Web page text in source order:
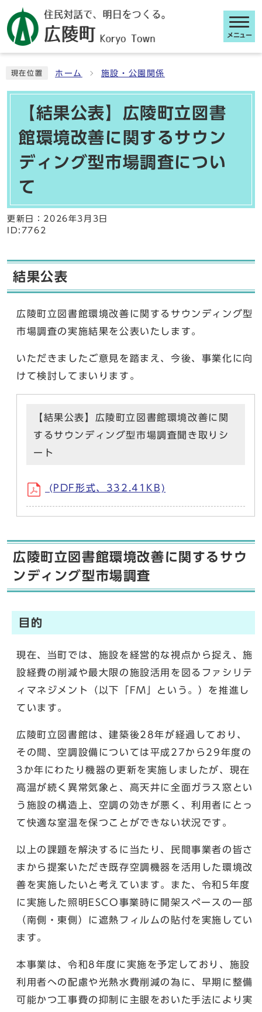
メニュー
現在位置 ホーム 施設・公園関係
【結果公表】広陵町立図書
館環境改善に関するサウン
ディング型市場調査につい
て
更新日： 2026年3月3日
ID:7762
結果公表
広陵町立図書館環境改善に関するサウンディング型
市場調査の実施結果を公表いたします。
いただきましたご意見を踏まえ、今後、事業化に向
けて検討してまいります。
【結果公表】広陵町立図書館環境改善に関
するサウンディング型市場調査聞き取りシ
ート
(PDF形式、332.41KB)
広陵町立図書館環境改善に関するサウ
ンディング型市場調査
目的
現在、当町では、施設を経営的な視点から捉え、施
設経費の削減や最大限の施設活用を図るファシリテ
ィマネジメント（以下「FM」という。）を推進し
ています。
広陵町立図書館は、建築後28年が経過しており、
その間、空調設備については平成27から29年度の
3か年にわたり機器の更新を実施しましたが、現在
高温が続く異常気象と、高天井に全面ガラス窓とい
う施設の構造上、空調の効きが悪く、利用者にとっ
て快適な室温を保つことができない状況です。
以上の課題を解決するに当たり、民間事業者の皆さ
まから提案いただき既存空調機器を活用した環境改
善を実施したいと考えています。また、令和5年度
に実施した照明ESCO事業時に開架スペースの一部
（南側・東側）に遮熱フィルムの貼付を実施してい
ます。
本事業は、令和8年度に実施を予定しており、施設
利用者への配慮や光熱水費削減の為に、早期に整備
可能かつ工事費の抑制に主眼をおいた手法により実